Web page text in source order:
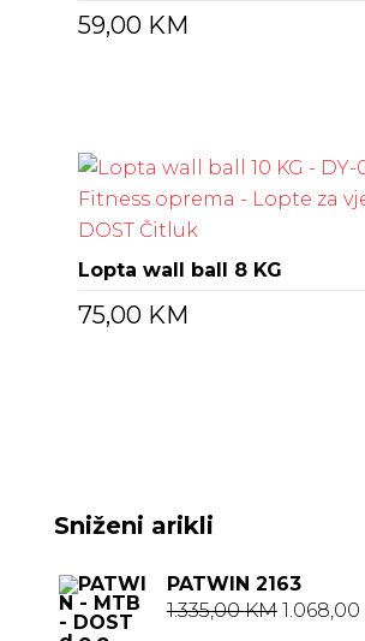
59,00 KM
Lopta wall ball 8 KG
75,00 KM
Sniženi arikli
PATWIN 2163
1.335,00KM Izvorna
1.068,00